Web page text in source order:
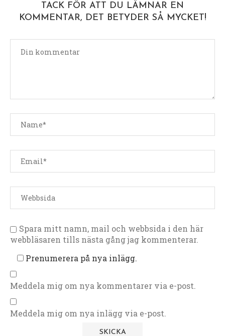
TACK FÖR ATT DU LÄMNAR EN
KOMMENTAR, DET BETYDER SÅ MYCKET!
Spara mitt namn, mail och webbsida i den här
webbläsaren tills nästa gång jag kommenterar.
Prenumerera på nya inlägg.
Meddela mig om nya kommentarer via e-post.
Meddela mig om nya inlägg via e-post.